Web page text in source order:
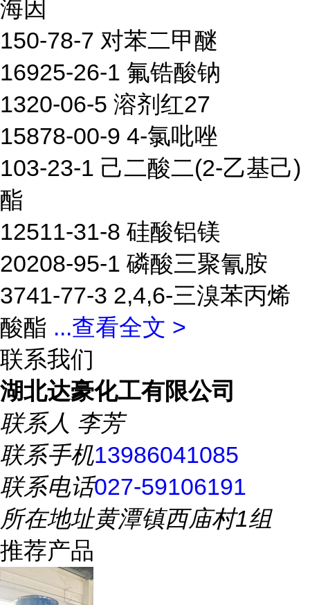
海因
150-78-7 对苯二甲醚
16925-26-1 氟锆酸钠
1320-06-5 溶剂红27
15878-00-9 4-氯吡唑
103-23-1 己二酸二(2-乙基己)
酯
12511-31-8 硅酸铝镁
20208-95-1 磷酸三聚氰胺
3741-77-3 2,4,6-三溴苯丙烯
酸酯 ...查看全文 >
联系我们
湖北达豪化工有限公司
联系人 李芳
联系手机13986041085
联系电话027-59106191
所在地址黄潭镇西庙村1组
推荐产品